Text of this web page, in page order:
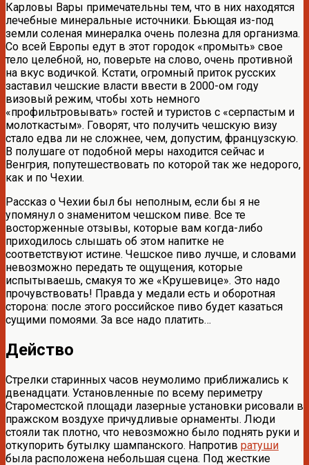
Карловы Вары примечательны тем, что в них находятся
лечебные минеральные источники. Бьющая из-под
земли соленая минералка очень полезна для организма.
Со всей Европы едут в этот городок «промыть» свое
тело целебной, но, поверьте на слово, очень противной
на вкус водичкой. Кстати, огромный приток русских
заставил чешские власти ввести в 2000-ом году
визовый режим, чтобы хоть немного
«профильтровывать» гостей и туристов с «серпастым и
молоткастым». Говорят, что получить чешскую визу
стало едва ли не сложнее, чем, допустим, французскую.
В полушаге от подобной меры находится сейчас и
Венгрия, попутешествовать по которой так же недорого,
как и по Чехии.
Рассказ о Чехии был бы неполным, если бы я не
упомянул о знаменитом чешском пиве. Все те
восторженные отзывы, которые вам когда-либо
приходилось слышать об этом напитке не
соответствуют истине. Чешское пиво лучше, и словами
невозможно передать те ощущения, которые
испытываешь, смакуя то же «Крушевице». Это надо
прочувствовать! Правда у медали есть и оборотная
сторона: после этого российское пиво будет казаться
сущими помоями. За все надо платить…
Действо
Стрелки старинных часов неумолимо приближались к
двенадцати. Установленные по всему периметру
Староместской площади лазерные установки рисовали в
пражском воздухе причудливые орнаменты. Люди
стояли так плотно, что невозможно было поднять руки и
откупорить бутылку шампанского. Напротив ратуши
была расположена небольшая сцена. Под жесткие